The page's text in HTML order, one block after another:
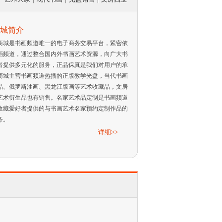
简介
城是书画频道唯一的电子商务交易平台，紧密依
频道，通过整合国内外书画艺术资源，向广大书
提供多元化的服务，正品保真是我们对用户的承
城主营书画频道热播的正版教学光盘，当代书画
、俄罗斯油画、黑龙江版画等艺术收藏品，文房
术衍生品也有销售。名家艺术品定制是书画频道
藏爱好者提供的与书画艺术名家预约定制作品的
详细>>